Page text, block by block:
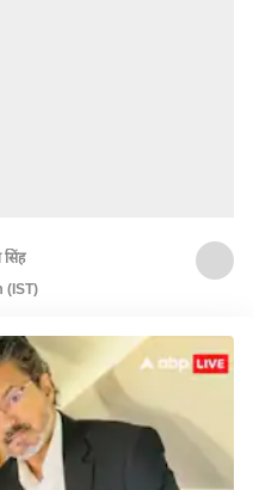
(IST)